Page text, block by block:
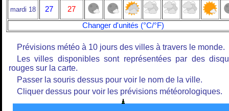
mardi 18 27
27
Changer d'unités (°C/°F)
Prévisions météo à 10 jours des villes à travers le monde.
Les villes disponibles sont représentées par des
rouges sur la carte.
Passer la souris dessus pour voir le nom de la ville.
Cliquer dessus pour voir les prévisions météorologiques.